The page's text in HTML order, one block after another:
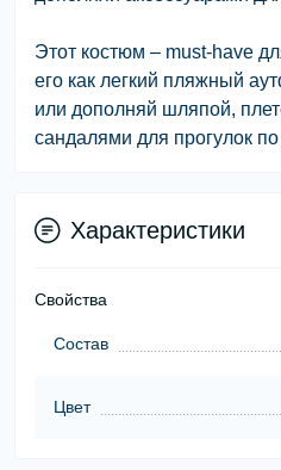
Этот костюм – must-have
его как легкий пляжный
или дополняй шляпой,
сандалями для прогулок
Характеристики
Свойства
Состав
Цвет